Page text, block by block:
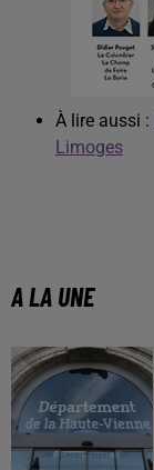
À lire aussi :
Limoges
A LA UNE